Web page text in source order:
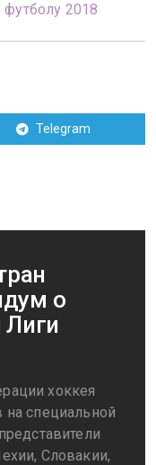
2018
Telegram
о
Лиги
хоккея
специальной
Словакии,